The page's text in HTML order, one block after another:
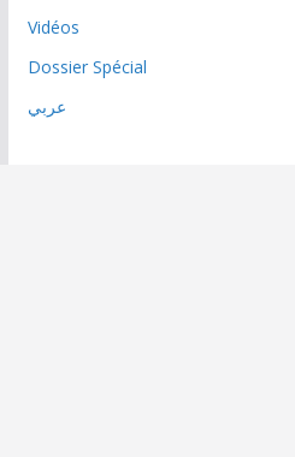
Vidéos
Dossier Spécial
عربي